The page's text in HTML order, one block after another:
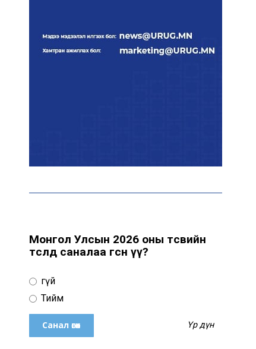
Монголын шигшээ баг
Японд хамтарсан
Н.Номтойбаяр:
Монгол Улсын 2026 оны төсвийн
төсөлд саналаа өгсөн үү?
Үгүй
Тийм
Үр дүн